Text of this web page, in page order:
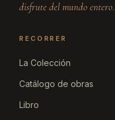
disfrute del mundo entero.
RECORRER
La Colección
Catálogo de obras
Libro